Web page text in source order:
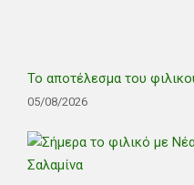
Το αποτέλεσμα του
05/08/2026